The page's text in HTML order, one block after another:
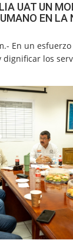
UAT UN
EN LA
En un
los